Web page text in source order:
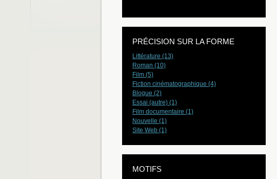
PRÉCISION SUR LA FORME
Littérature (13)
Roman (10)
Film (5)
Fiction cinématographique (4)
Blogue (2)
Essai (autre) (1)
Film documentaire (1)
Nouvelle (1)
Site Web (1)
MOTIFS